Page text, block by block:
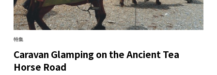
特集
Caravan Glamping on the Ancient Tea
Horse Road